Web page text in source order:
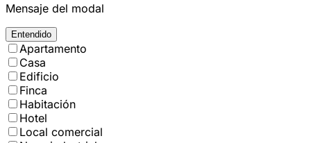
Mensaje del modal
Entendido
Apartamento
Casa
Edificio
Finca
Habitación
Hotel
Local comercial